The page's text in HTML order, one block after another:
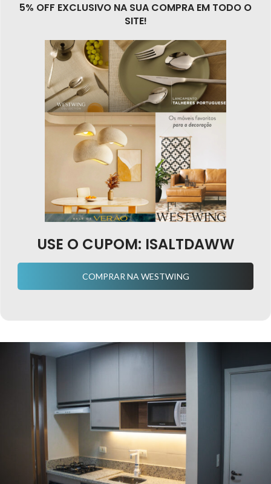
5% OFF EXCLUSIVO NA SUA COMPRA EM TODO O
SITE!
USE O CUPOM: ISALTDAWW
COMPRAR NA WESTWING